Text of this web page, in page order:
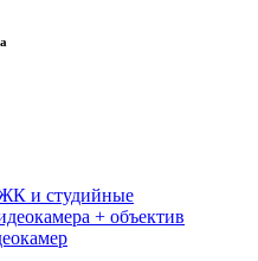
и студийные
+ объектив